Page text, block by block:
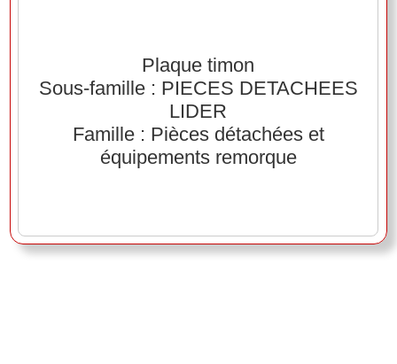
Plaque timon
Sous-famille : PIECES DETACHEES
LIDER
Famille : Pièces détachées et
équipements remorque